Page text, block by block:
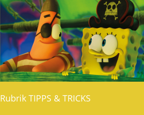
Rubrik TIPPS & TRICKS